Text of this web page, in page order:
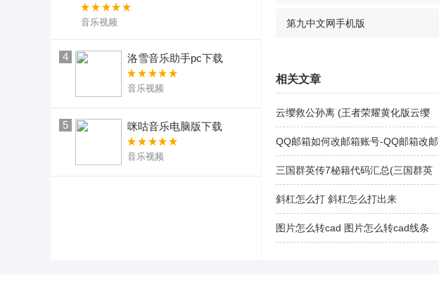
音乐视频
4 洛雪音乐助手pc下载
音乐视频
5 咪咕音乐电脑版下载
音乐视频
第九中文网手机版
相关文章
云缨救公孙离 (王者荣耀黄化版云缨
QQ邮箱如何改邮箱账号-QQ邮箱改邮
三国群英传7秘籍代码汇总(三国群英
斜杠怎么打 斜杠怎么打出来
图片怎么转cad 图片怎么转cad线条